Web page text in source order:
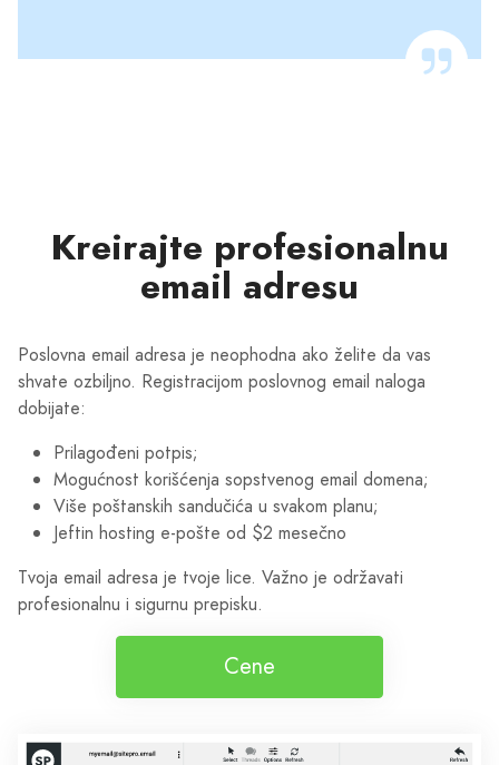
Kreirajte profesionalnu
email adresu
Poslovna email adresa je neophodna ako želite da vas
shvate ozbiljno. Registracijom poslovnog email naloga
dobijate:
Prilagođeni potpis;
Mogućnost korišćenja sopstvenog email domena;
Više poštanskih sandučića u svakom planu;
Jeftin hosting e-pošte od $2 mesečno
Tvoja email adresa je tvoje lice. Važno je održavati
profesionalnu i sigurnu prepisku.
Cene